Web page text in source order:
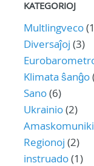
KATEGORIOJ
Multlingveco
Diversaĵoj (3)
Klimata ŝanĝo
Sano(6)
Ukrainio(2)
Regionoj (2)
instruado(1)